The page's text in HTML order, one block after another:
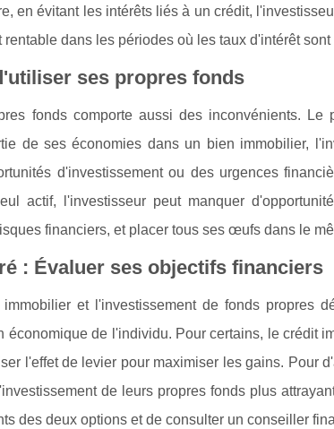
en évitant les intérêts liés à un crédit,
dans les périodes où les taux d'intérêt sont
ses propres fonds
fonds comporte aussi des inconvénients.
de ses économies dans un bien immobilier,
d'investissement ou des urgences
actif, l'investisseur peut manquer
financiers, et placer tous ses œufs dans le
: Évaluer ses objectifs financiers
et l'investissement de fonds propres
économique de l'individu. Pour certains, le crédit
l'effet de levier pour maximiser les gains. Pour
de leurs propres fonds plus
des deux options et de consulter un conseiller